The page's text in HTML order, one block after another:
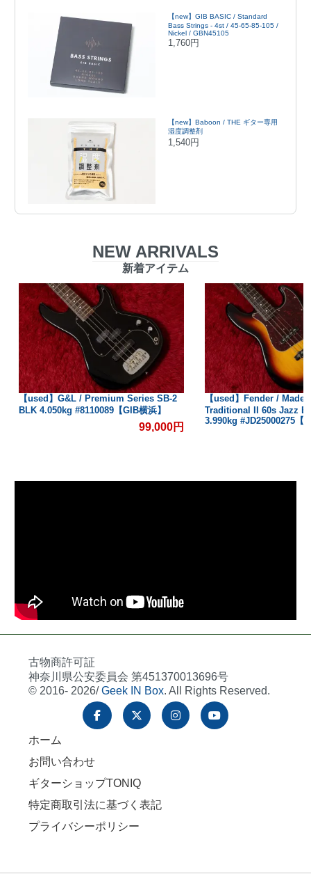
【new】GIB BASIC / Standard
Bass Strings - 4st / 45-65-85-105 /
Nickel / GBN45105
1,760円
【new】Baboon / THE ギター専用
湿度調整剤
1,540円
NEW ARRIVALS
新着アイテム
【used】G&L / Premium Series SB-2
BLK 4.050kg #8110089【GIB横浜】
99,000円
【used】Fender / Made
Traditional II 60s Jazz
3.990kg #JD25000275【
古物商許可証
神奈川県公安委員会 第451370013696号
© 2016- 2026/Geek IN Box. All Rights Reserved.
ホーム
お問い合わせ
ギターショップTONIQ
特定商取引法に基づく表記
プライバシーポリシー